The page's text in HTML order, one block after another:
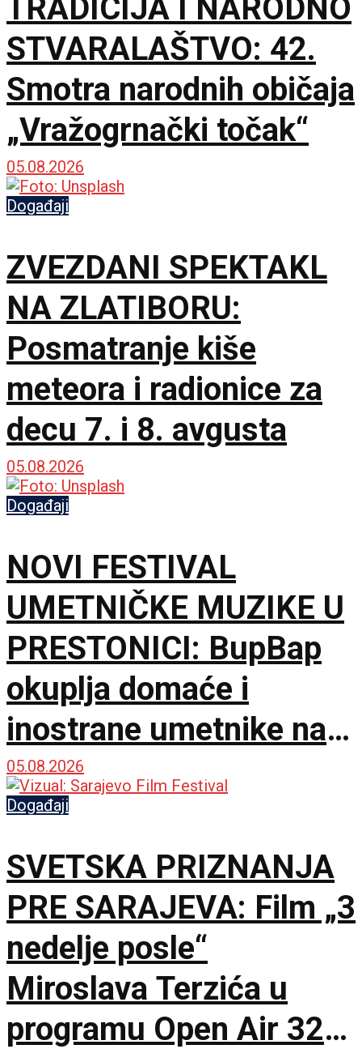
TRADICIJA I NARODNO
STVARALAŠTVO: 42.
Smotra narodnih običaja
„Vražogrnački točak“
05.08.2026
Događaji
ZVEZDANI SPEKTAKL
NA ZLATIBORU:
Posmatranje kiše
meteora i radionice za
decu 7. i 8. avgusta
05.08.2026
Događaji
NOVI FESTIVAL
UMETNIČKE MUZIKE U
PRESTONICI: BupBap
okuplja domaće i
inostrane umetnike na
više lokacija
05.08.2026
Događaji
SVETSKA PRIZNANJA
PRE SARAJEVA: Film „3
nedelje posle“
Miroslava Terzića u
programu Open Air 32.